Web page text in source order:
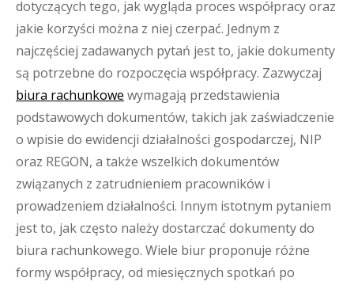
dotyczących tego, jak wygląda proces współpracy oraz
jakie korzyści można z niej czerpać. Jednym z
najczęściej zadawanych pytań jest to, jakie dokumenty
są potrzebne do rozpoczęcia współpracy. Zazwyczaj
biura rachunkowe wymagają przedstawienia
podstawowych dokumentów, takich jak zaświadczenie
o wpisie do ewidencji działalności gospodarczej, NIP
oraz REGON, a także wszelkich dokumentów
związanych z zatrudnieniem pracowników i
prowadzeniem działalności. Innym istotnym pytaniem
jest to, jak często należy dostarczać dokumenty do
biura rachunkowego. Wiele biur proponuje różne
formy współpracy, od miesięcznych spotkań po